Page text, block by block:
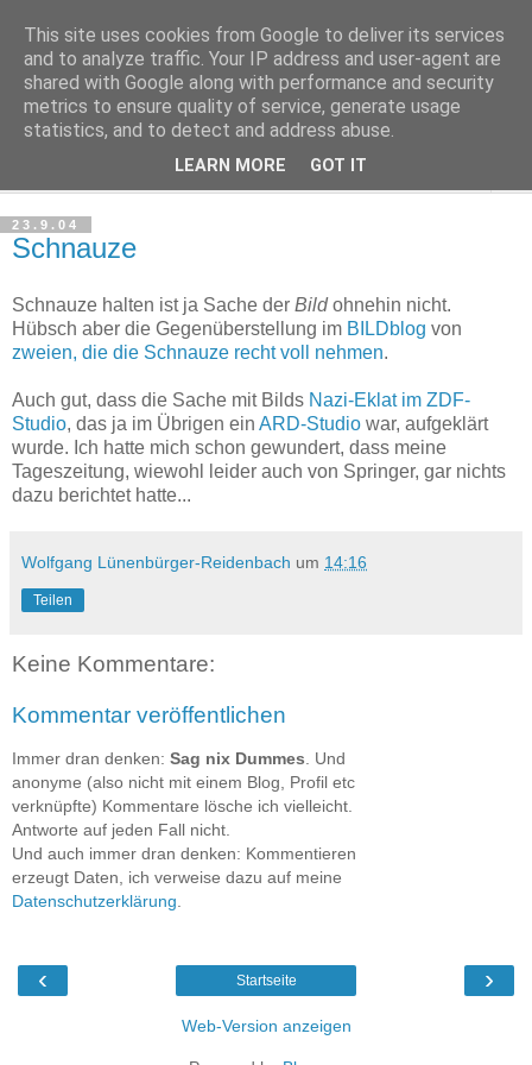
Haltungsturnen
Niveau sieht nur von unten aus wie Arroganz.
23.9.04
Schnauze
Schnauze halten ist ja Sache der Bildohnehin nicht.
Hübsch aber die Gegenüberstellung im BILDblog von
zweien, die die Schnauze recht voll nehmen.
Auch gut, dass die Sache mit Bilds Nazi-Eklat im ZDF-
Studio, das ja im Übrigen ein ARD-Studio war, aufgeklärt
wurde. Ich hatte mich schon gewundert, dass meine
Tageszeitung, wiewohl leider auch von Springer, gar nichts
dazu berichtet hatte...
Wolfgang Lünenbürger-Reidenbach um 14:16
Teilen
Keine Kommentare:
Kommentar veröffentlichen
Immer dran denken: Sag nix Dummes . Und
anonyme (also nicht mit einem Blog, Profil etc
verknüpfte) Kommentare lösche ich vielleicht.
Antworte auf jeden Fall nicht.
Und auch immer dran denken: Kommentieren
erzeugt Daten, ich verweise dazu auf meine
Datenschutzerklärung
‹ ›
Startseite
Web-Version anzeigen
This site uses cookies from Google to deliver its services
and to analyze traffic. Your IP address and user-agent are
shared with Google along with performance and security
metrics to ensure quality of service, generate usage
statistics, and to detect and address abuse.
LEARN MORE GOT IT